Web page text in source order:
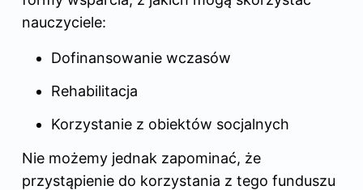
nauczyciele:
Dofinansowanie wczasów
Rehabilitacja
Korzystanie z obiektów socjalnych
Nie możemy jednak zapominać, że
przystąpienie do korzystania z tego funduszu